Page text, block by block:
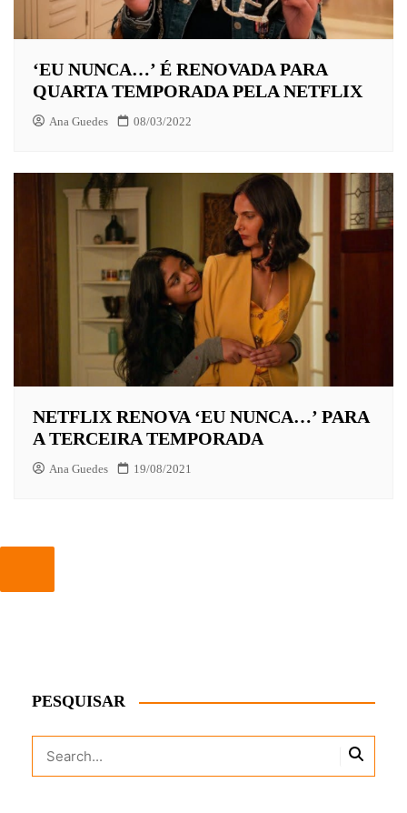
‘EU NUNCA…’ É RENOVADA PARA
QUARTA TEMPORADA PELA NETFLIX
Ana Guedes 08/03/2022
NETFLIX RENOVA ‘EU NUNCA…’ PARA
A TERCEIRA TEMPORADA
Ana Guedes 19/08/2021
PESQUISAR